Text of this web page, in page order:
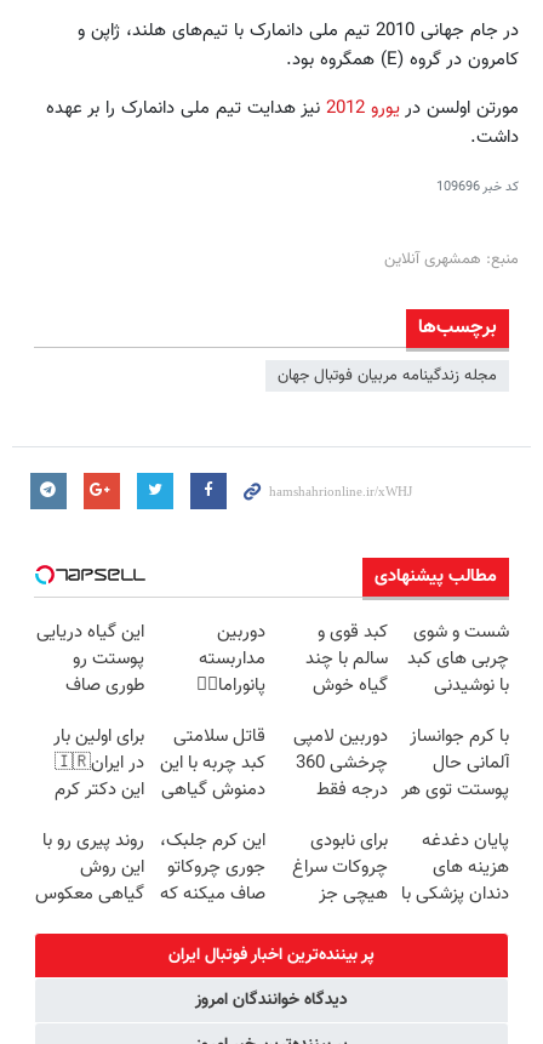
در جام جهانی 2010 تیم ملی دانمارک با تیم‌های هلند، ژاپن و
کامرون در گروه (E) همگروه بود.
مورتن اولسن دریورو 2012
نیز هدایت تیم ملی دانمارک را بر عهده
داشت.
کد خبر109696
منبع: همشهری آنلاین
برچسب‌ها
مجله زندگینامه مربیان فوتبال جهان
مطالب پیشنهادی
شست و شوی
چربی های کبد
با نوشیدنی
کبد قوی و
سالم با چند
گیاه خوش
دوربین
مداربسته
پانوراما👈🏻
360°و سازگار با
اندروید و ios
این گیاه دریایی
پوستت رو
طوری صاف
20سال جوون
شدی🔥
با کرم جوانساز
آلمانی حال
پوستت توی هر
خوبه۴۵٪تخفیف
دوربین لامپی
چرخشی 360
درجه فقط
🔥 پرداخت
درب منزل
قاتل سلامتی
کبد چربه با این
دمنوش گیاهی
برای اولین بار
در ایران🇮🇷
این دکتر کرم
روزه ساخت!
پایان دغدغه
هزینه های
دندان پزشکی با
برای نابودی
چروکات سراغ
هیچی جز
نرو(تخفیف40%)
این کرم جلبک،
جوری چروکاتو
صاف میکنه که
کردی!(تخفیف
ویژه)
روند پیری رو با
این روش
گیاهی معکوس
پر بیننده‌ترین اخبار فوتبال ايران
دیدگاه خوانندگان امروز